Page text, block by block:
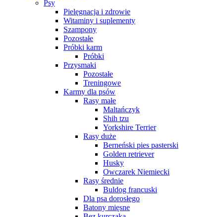
Psy
Pielęgnacja i zdrowie
Witaminy i suplementy
Szampony
Pozostałe
Próbki karm
Próbki
Przysmaki
Pozostałe
Treningowe
Karmy dla psów
Rasy małe
Maltańczyk
Shih tzu
Yorkshire Terrier
Rasy duże
Berneński pies pasterski
Golden retriever
Husky
Owczarek Niemiecki
Rasy średnie
Buldog francuski
Dla psa dorosłego
Batony mięsne